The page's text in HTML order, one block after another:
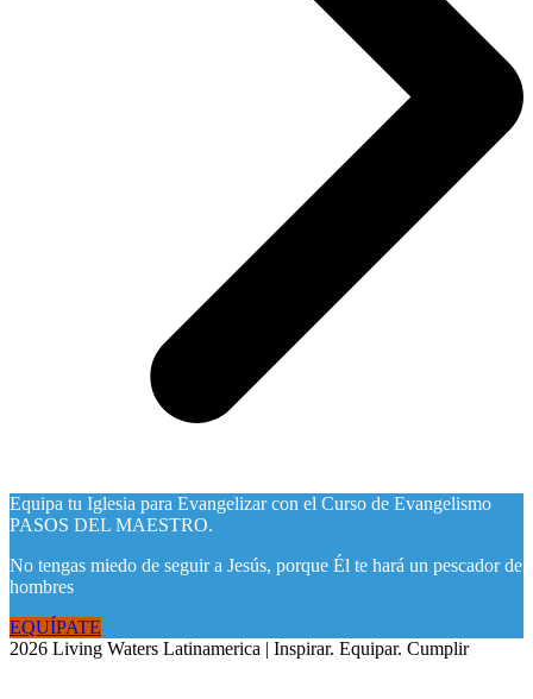
Equipa tu Iglesia para Evangelizar con el Curso de Evangelismo
PASOS DEL MAESTRO.
No tengas miedo de seguir a Jesús, porque Él te hará un pescador de
hombres
EQUÍPATE
2026 Living Waters Latinamerica | Inspirar. Equipar. Cumplir